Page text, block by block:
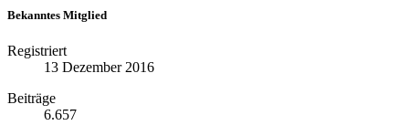
Bekanntes Mitglied
Registriert
13 Dezember 2016
Beiträge
6.657